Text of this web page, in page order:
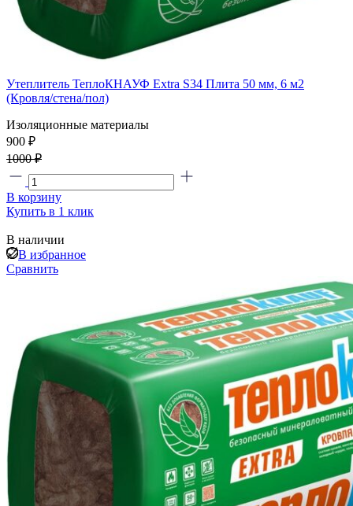
Утеплитель ТеплоКНАУФ Extra S34 Плита 50 мм, 6 м2
(Кровля/стена/пол)
Изоляционные материалы
900 ₽
1000 ₽
В корзину
Купить в 1 клик
В наличии
В избранное
Сравнить